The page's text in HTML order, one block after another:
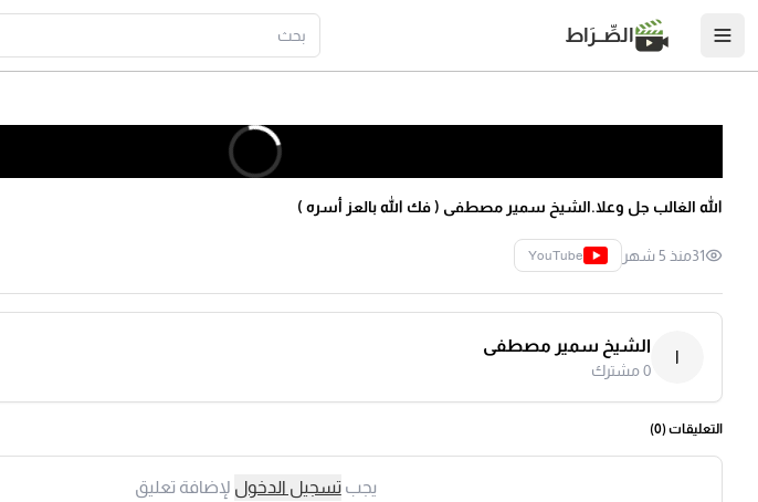
الصِّــرَاط
الله الغالب جل وعلا.الشيخ سمير مصطفى ( فك الله بالعز أسره )
31منذ 5 شهر YouTube
ا
الشيخ سمير مصطفى
0مشترك
التعليقات (0
)
يجبتسجيل الدخول لإضافة تعليق